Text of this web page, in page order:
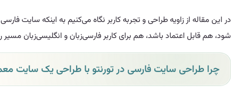
در این مقاله از زاویه طراحی و تجربه کاربر نگاه می‌کنیم به اینکه سایت
شود، هم قابل اعتماد باشد، هم برای کاربر فارسی‌زبان و انگلیسی‌زبان
چرا طراحی سایت فارسی در تورنتو با طراحی یک سایت